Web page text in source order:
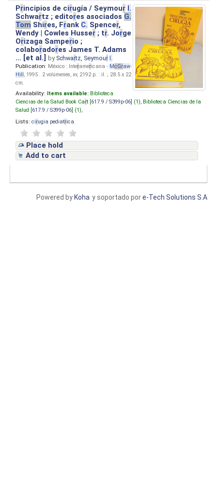
Principios de cirugía / Seymour I.
Schwartz ; editores asociados G.
Tom Shires, Frank C. Spencer,
Wendy | Cowles Husser ; tr. Jorge
Orizaga Samperio ;
colaboradores James T. Adams
... [et al.]by Schwartz, Seymour I.
Publication: México : Interamericana - McGraw-
Hill, 1995 . 2 volúmenes, xv, 2192 p. : il. ; 28.5 x 22
cm.
Availability: Items available: Biblioteca
Ciencias de la Salud Book Cart [ 617.9 / S399p-06 ] (1), Biblioteca Ciencias de la
Salud [ 617.9 / S399p-06 ] (1),
Lists: cirugia pediatrica
Place hold
Add to cart
y soportado pore-Tech Solutions S.A
Powered by Koha